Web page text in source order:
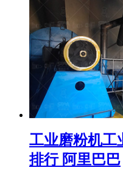
工业磨粉机工
排行 阿里巴巴